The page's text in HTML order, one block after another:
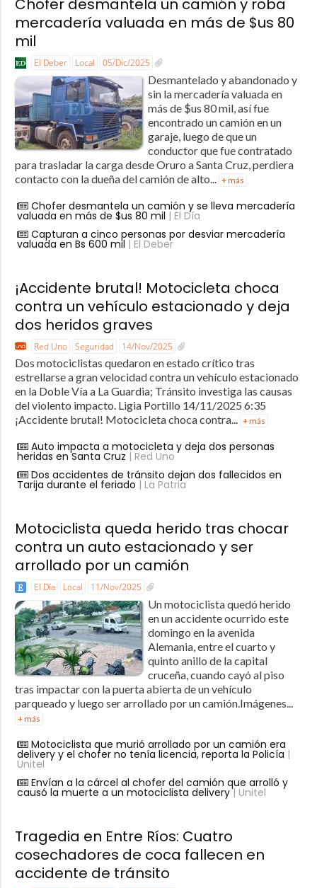
Chofer desmantela un camión y roba
mercadería valuada en más de $us 80
mil
El Deber Local 05/Dic/2025
Desmantelado y abandonado y
sin la mercadería valuada en
más de $us 80 mil, así fue
encontrado un camión en un
garaje, luego de que un
conductor que fue contratado
para trasladar la carga desde Oruro a Santa Cruz, perdiera
contacto con la dueña del camión de alto...
+ más
Chofer desmantela un camión y se lleva mercadería
valuada en más de $us 80 mil | El Día
Capturan a cinco personas por desviar mercadería
valuada en Bs 600 mil | El Deber
¡Accidente brutal! Motocicleta choca
contra un vehículo estacionado y deja
dos heridos graves
Red Uno Seguridad 14/Nov/2025
Dos motociclistas quedaron en estado crítico tras
estrellarse a gran velocidad contra un vehículo estacionado
en la Doble Vía a La Guardia; Tránsito investiga las causas
del violento impacto. Ligia Portillo 14/11/2025 6:35
¡Accidente brutal! Motocicleta choca contra... + más
Auto impacta a motocicleta y deja dos personas
heridas en Santa Cruz | Red Uno
Dos accidentes de tránsito dejan dos fallecidos en
Tarija durante el feriado | La Patria
Motociclista queda herido tras chocar
contra un auto estacionado y ser
arrollado por un camión
El Día Local 11/Nov/2025
Un motociclista quedó herido
en un accidente ocurrido este
domingo en la avenida
Alemania, entre el cuarto y
quinto anillo de la capital
cruceña, cuando cayó al piso
tras impactar con la puerta abierta de un vehículo
parqueado y luego ser arrollado por un camión.Imágenes...
+ más
Motociclista que murió arrollado por un camión era
delivery y el chofer no tenía licencia, reporta la Policía |
Unitel
Envían a la cárcel al chofer del camión que arrolló y
causó la muerte a un motociclista delivery| Unitel
Tragedia en Entre Ríos: Cuatro
cosechadores de coca fallecen en
accidente de tránsito